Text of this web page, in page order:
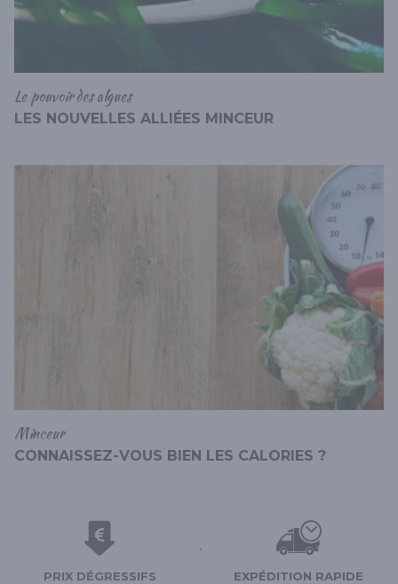
Le pouvoir des algues
LES NOUVELLES ALLIÉES MINCEUR
Minceur
CONNAISSEZ-VOUS BIEN LES CALORIES ?
PRIX DÉGRESSIFS
EXPÉDITION RAPIDE